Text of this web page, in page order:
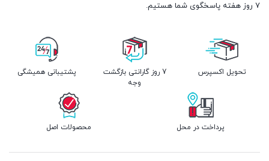
۷ روز هفته پاسخگوی شما هستیم.
تحویل اکسپرس
7 روز گارانتی بازگشت
وجه
پشتیبانی همیشگی
پرداخت در محل محصولات اصل